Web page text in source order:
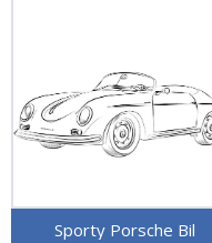
Sporty Porsche Bil